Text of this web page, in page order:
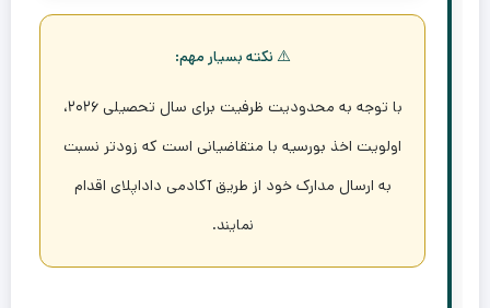
⚠️ نکته بسیار مهم:
با توجه به محدودیت ظرفیت برای سال تحصیلی ۲۰۲۶،
اولویت اخذ بورسیه با متقاضیانی است که زودتر نسبت
به ارسال مدارک خود از طریق آکادمی داداپلای اقدام
نمایند.